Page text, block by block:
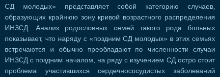
СД молодых» представляет собой категорию случаев,
образующих крайнюю зону кривой возрастного распределения
ИНЗСД. Анализ родословных семей такого рода больных
показывает, что наряду с «поздним СД молодых» в этих семьях
встречаются и обычно преобладают по численности случаи
ИНЗСД с поздним началом, на ряду с изучением СД остро стоит
проблема участившихся сердечнососудистых заболеваний